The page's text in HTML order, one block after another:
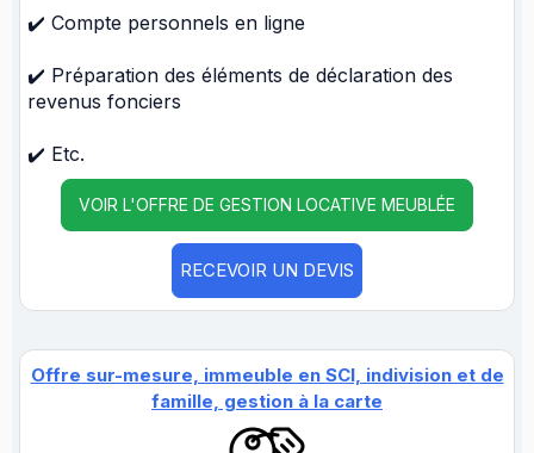
✔️ Compte personnels en ligne
✔️ Préparation des éléments de déclaration des
revenus fonciers
✔️ Etc.
VOIR L'OFFRE DE GESTION LOCATIVE MEUBLÉE
RECEVOIR UN DEVIS
Offre sur-mesure, immeuble en SCI, indivision et de
famille, gestion à la carte